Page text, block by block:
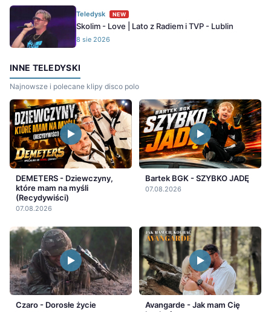
Teledysk NEW
Skolim - Love | Lato z Radiem i TVP - Lublin
8 sie 2026
INNE TELEDYSKI
Najnowsze i polecane klipy disco polo
DEMETERS - Dziewczyny,
które mam na myśli
(Recydywiści)
07.08.2026
Bartek BGK - SZYBKO JADĘ
07.08.2026
Czaro - Dorosłe życie
Avangarde - Jak mam Cię